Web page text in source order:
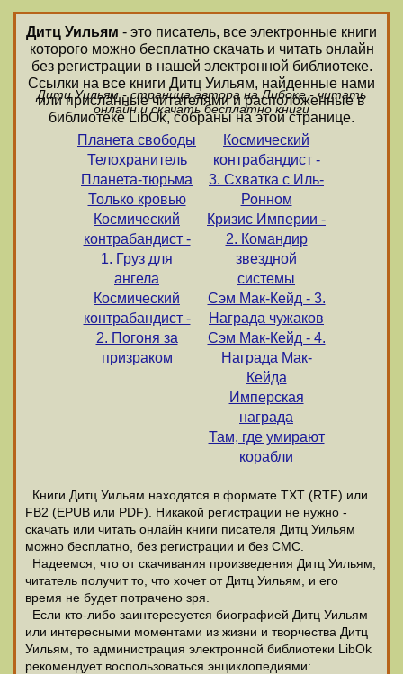
Дитц Уильям - это писатель, все электронные книги
которого можно бесплатно скачать и читать онлайн
без регистрации в нашей электронной библиотеке.
Ссылки на все книги Дитц Уильям, найденные нами
или присланные читателями и расположенные в
библиотеке LibOk, собраны на этой странице.
Дитц Уильям - страница автора на Либоке - читать
онлайн и скачать бесплатно книги
Планета свободы
Телохранитель
Планета-тюрьма
Только кровью
Космический
контрабандист -
1. Груз для
ангела
Космический
контрабандист -
2. Погоня за
призраком
Космический
контрабандист -
3. Схватка с Иль-
Ронном
Кризис Империи -
2. Командир
звездной
системы
Сэм Мак-Кейд - 3.
Награда чужаков
Сэм Мак-Кейд - 4.
Награда Мак-
Кейда
Имперская
награда
Там, где умирают
корабли
Книги Дитц Уильям находятся в формате ТХТ (RTF) или
FB2 (EPUB или PDF). Никакой регистрации не нужно -
скачать или читать онлайн книги писателя Дитц Уильям
можно бесплатно, без регистрации и без СМС.
Надеемся, что от скачивания произведения Дитц Уильям,
читатель получит то, что хочет от Дитц Уильям, и его
время не будет потрачено зря.
Если кто-либо заинтересуется биографией Дитц Уильям
или интересными моментами из жизни и творчества Дитц
Уильям, то администрация электронной библиотеки LibOk
рекомендует воспользоваться энциклопедиями: